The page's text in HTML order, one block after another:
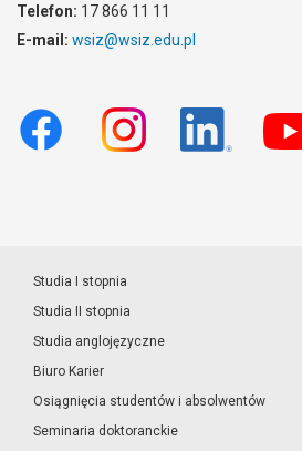
Telefon: 17 866 11 11
E-mail: wsiz@wsiz.edu.pl
Studia I stopnia
Studia II stopnia
Studia anglojęzyczne
Biuro Karier
Osiągnięcia studentów i absolwentów
Seminaria doktoranckie